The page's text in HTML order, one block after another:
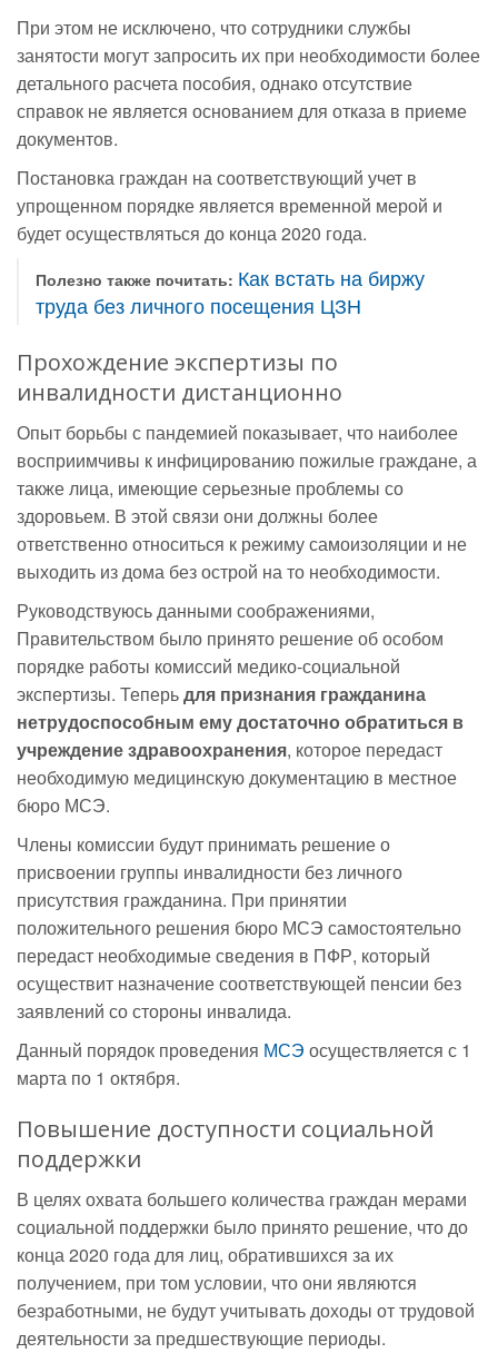
При этом не исключено, что сотрудники службы
занятости могут запросить их при необходимости более
детального расчета пособия, однако отсутствие
справок не является основанием для отказа в приеме
документов.
Постановка граждан на соответствующий учет в
упрощенном порядке является временной мерой и
будет осуществляться до конца 2020 года.
Полезно также почитать: Как встать на биржу
труда без личного посещения ЦЗН
Прохождение экспертизы по
инвалидности дистанционно
Опыт борьбы с пандемией показывает, что наиболее
восприимчивы к инфицированию пожилые граждане, а
также лица, имеющие серьезные проблемы со
здоровьем. В этой связи они должны более
ответственно относиться к режиму самоизоляции и не
выходить из дома без острой на то необходимости.
Руководствуюсь данными соображениями,
Правительством было принято решение об особом
порядке работы комиссий медико-социальной
экспертизы. Теперьдля признания гражданина
нетрудоспособным ему достаточно обратиться в
учреждение здравоохранения, которое передаст
необходимую медицинскую документацию в местное
бюро МСЭ.
Члены комиссии будут принимать решение о
присвоении группы инвалидности без личного
присутствия гражданина. При принятии
положительного решения бюро МСЭ самостоятельно
передаст необходимые сведения в ПФР, который
осуществит назначение соответствующей пенсии без
заявлений со стороны инвалида.
Данный порядок проведения МСЭ осуществляется с 1
марта по 1 октября.
Повышение доступности социальной
поддержки
В целях охвата большего количества граждан мерами
социальной поддержки было принято решение, что до
конца 2020 года для лиц, обратившихся за их
получением, при том условии, что они являются
безработными, не будут учитывать доходы от трудовой
деятельности за предшествующие периоды.